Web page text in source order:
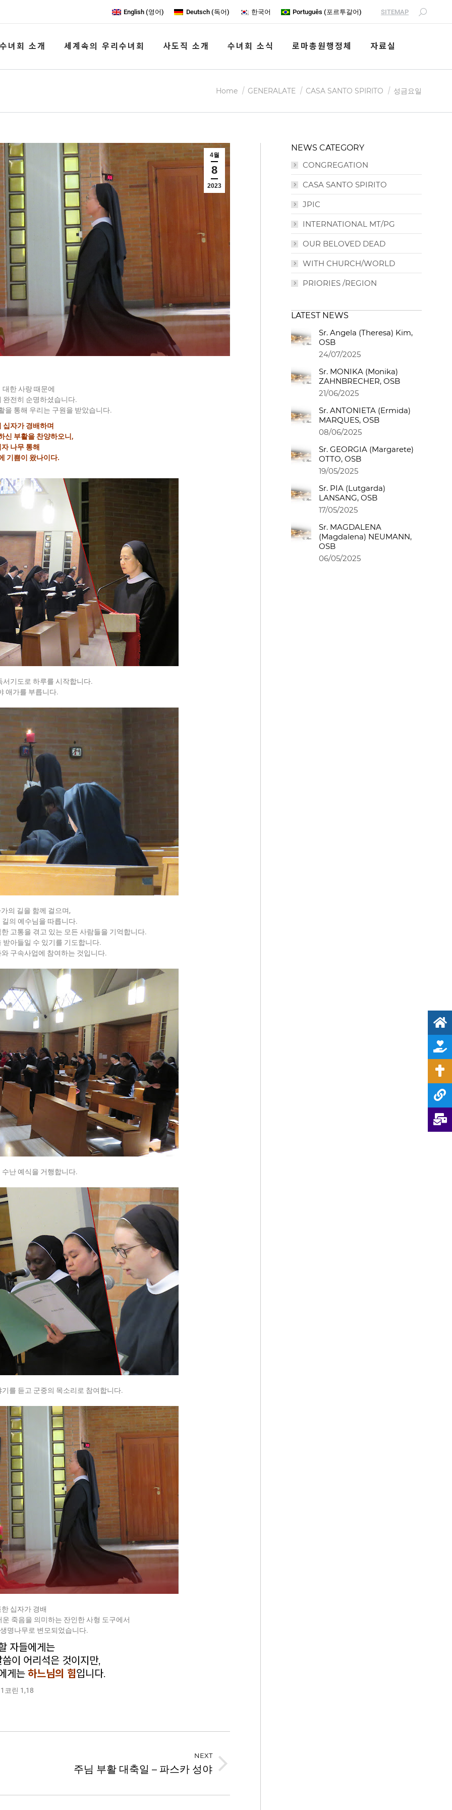
English (영어) Deutsch(독어) 한국어 Português (포르투갈어) SITEMAP
녀회 소개 세계속의 우리수녀회 사도직 소개 수녀회 소식 로마총원행정체 자료실
You are here:
Home GENERALATE CASA SANTO SPIRITO 성금요일
4월
8
2023
대한 사랑 때문에
완전히 순명하셨습니다.
을 통해 우리는 구원을 받았습니다.
십자가 경배하며
신 부활을 찬양하오니,
나무 통해
기쁨이 왔나이다.
서기도로 하루를 시작합니다.
애가를 부릅니다.
의 길을 함께 걸으며,
의 예수님을 따릅니다.
고통을 겪고 있는 모든 사람들을 기억합니다.
받아들일 수 있기를 기도합니다.
구속사업에 참여하는 것입니다.
난 예식을 거행합니다.
를 듣고 군중의 목소리로 참여합니다.
십자가 경배
죽음을 의미하는 잔인한 사형 도구에서
명나무로 변모되었습니다.
자들에게는
이 어리석은 것이지만,
게는 하느님의 힘입니다.
1코린 1,18
NEXT
주님 부활 대축일 – 파스카 성야
NEWS CATEGORY
CONGREGATION
CASA SANTO SPIRITO
JPIC
INTERNATIONAL MT/PG
OUR BELOVED DEAD
WITH CHURCH/WORLD
PRIORIES /REGION
LATEST NEWS
Sr. Angela (Theresa) Kim,
OSB
24/07/2025
Sr. MONIKA (Monika)
ZAHNBRECHER, OSB
21/06/2025
Sr. ANTONIETA (Ermida)
MARQUES, OSB
08/06/2025
Sr. GEORGIA (Margarete)
OTTO, OSB
19/05/2025
Sr. PIA (Lutgarda)
LANSANG, OSB
17/05/2025
Sr. MAGDALENA
(Magdalena) NEUMANN,
OSB
06/05/2025